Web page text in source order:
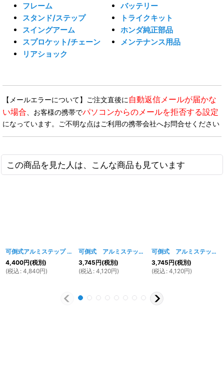
フレーム
スタンド/ステップ
スイングアーム
スプロケット/チェーン
リアショック
バッテリー
トライクキット
ホンダ純正部品
メンテナンス用品
【メールエラーについて】ご注文直後に 自動返信メールが届かな
い場合 、お客様の携帯でパソコンからのメールを拒否する設定
になっています。ご不明な点はご利用の携帯会社へお問合せください
この商品を見た人は、こんな商品も見ています
可倒式アルミステップ [450w]
4,400円(税別)
(税込 : 4,840円)
可倒式 アルミステップ レッド 1427w
3,745円(税別)
(税込 : 4,120円)
可倒式 アルミステップ ブラック
3,745円(税別)
(税込 : 4,120円)